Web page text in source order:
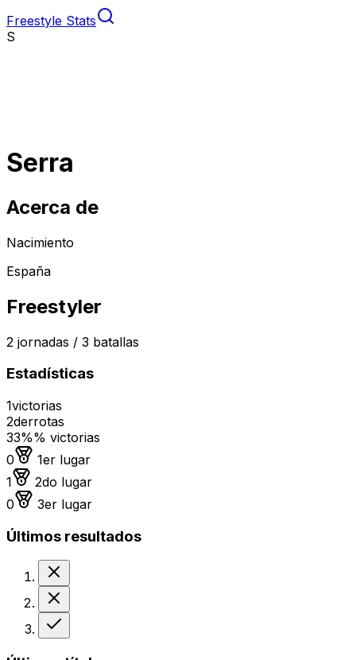
Freestyle Stats
S
Serra
Acerca de
Nacimiento
España
Freestyler
2 jornadas / 3 batallas
Estadísticas
1victorias
2derrotas
33%% victorias
0
Medalla de oro
1er lugar
1
Medalla de plata
2do lugar
0
Medalla de bronce
3er lugar
Últimos resultados